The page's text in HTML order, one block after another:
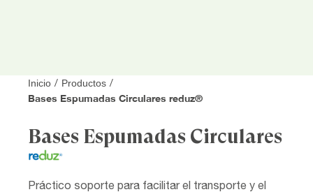
Inicio / Productos /
Bases Espumadas Circulares reduz®
Bases Espumadas Circulares
Práctico soporte para facilitar el transporte y el